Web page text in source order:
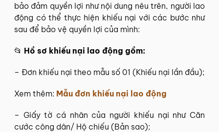
bảo đảm quyền lợi như nội dung nêu trên, người lao
động có thể thực hiện khiếu nại với các bước như
sau để bảo vệ quyền lợi của mình:
📂 Hồ sơ khiếu nại lao động gồm:
– Đơn khiếu nại theo mẫu số 01 (Khiếu nại lần đầu);
Xem thêm: Mẫu đơn khiếu nại lao động
– Giấy tờ cá nhân của người khiếu nại như Căn
cước công dân/ Hộ chiếu (Bản sao);